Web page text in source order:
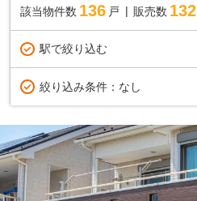
該当物件数 136 戸 販売数 132
駅で絞り込む
絞り込み条件： なし